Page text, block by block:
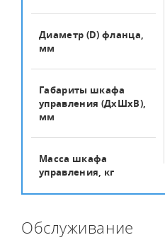
Диаметр (D) фланца,
мм
Габариты шкафа
управления (ДхШхВ),
мм
Масса шкафа
управления, кг
Обслуживание